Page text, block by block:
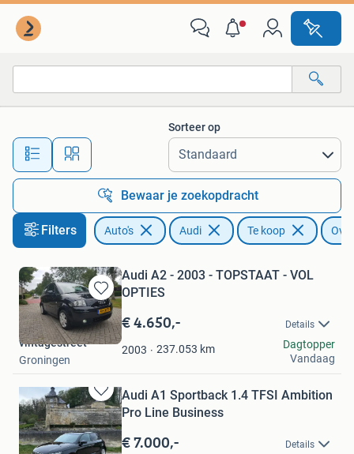
Alle afstanden…
Sorteer op
Bewaar je zoekopdracht
Filters Auto's Audi Te koop
Bewaren
Mijn
Favorieten
Audi A2 - 2003 - TOPSTAAT - VOL
OPTIES
€ 4.650,- Details
2003 237.053 km
vintagestreet
Groningen
Dagtopper
Vandaag
Bewaren
in
Mijn
Favorieten
Audi A1 Sportback 1.4 TFSI Ambition
Pro Line Business
€ 7.000,- Details